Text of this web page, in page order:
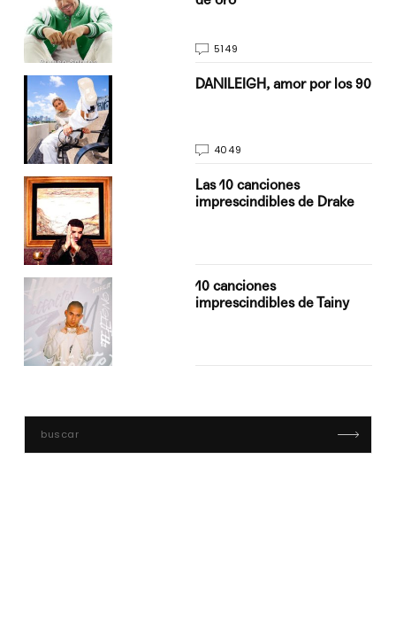
5149
DANILEIGH, amor por los 90
4049
Las 10 canciones
imprescindibles de Drake
10 canciones
imprescindibles de Tainy